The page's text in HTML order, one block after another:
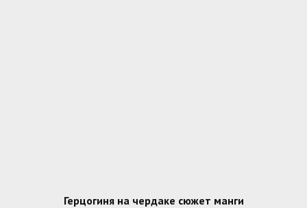
Герцогиня на чердаке сюжет манги